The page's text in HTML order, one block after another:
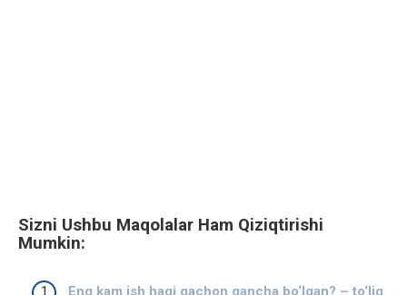
Sizni Ushbu Maqolalar Ham Qiziqtirishi
Mumkin:
Eng kam ish haqi qachon qancha bo‘lgan? – to‘liq